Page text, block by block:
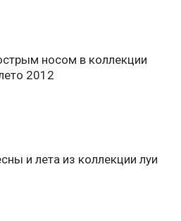
носом в коллекции
2012
и лета из коллекции луи